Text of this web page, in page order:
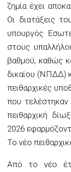
ζημία έχει
Οι διατάξεις
υπουργός
στους
βαθμού, καθώς
δικαίου (ΝΠΔΔ)
πειθαρχικές
που
πειθαρχική
2026
Το νέο
Από το νέο